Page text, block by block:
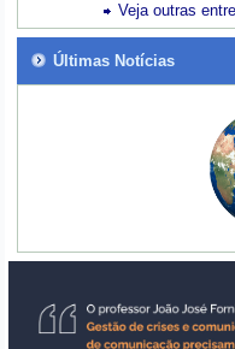
Veja outras
Últimas Notícias